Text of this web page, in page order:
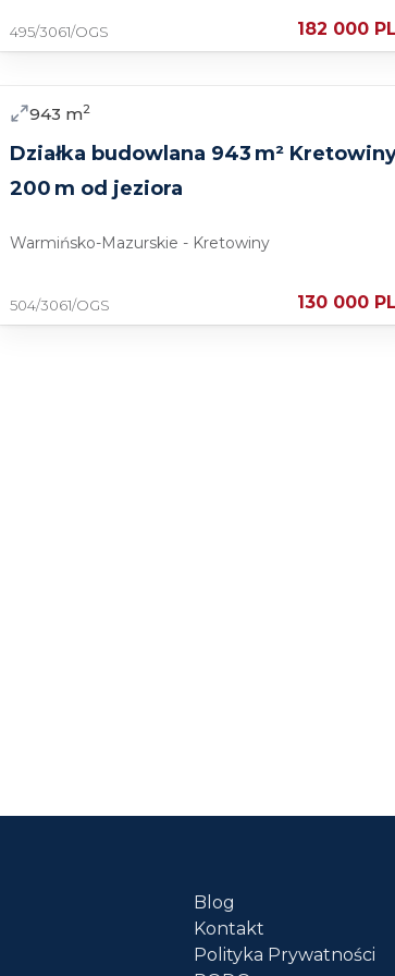
ogrodem, stawem i widokiem na zieleń, ta
umów się na prezentację, aby zobaczyć
495/3061/OGS 182 000
Sprzedaż
943 m2
Działka budowlana 943 m²
200 m od jeziora
Warmińsko-Mazurskie - Kretowiny
504/3061/OGS 130 000
Blog
Kontakt
Polityka Prywatności